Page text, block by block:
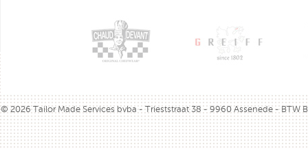
© 2026 Tailor Made Services bvba - Trieststraat 38 - 9960 Assenede - BTW